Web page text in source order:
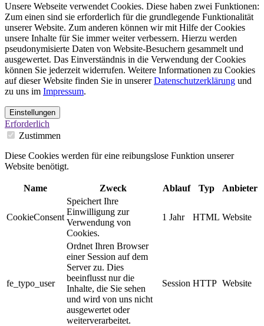
Unsere Webseite verwendet Cookies. Diese haben zwei Funktionen:
Zum einen sind sie erforderlich für die grundlegende Funktionalität
unserer Website. Zum anderen können wir mit Hilfe der Cookies
unsere Inhalte für Sie immer weiter verbessern. Hierzu werden
pseudonymisierte Daten von Website-Besuchern gesammelt und
ausgewertet. Das Einverständnis in die Verwendung der Cookies
können Sie jederzeit widerrufen. Weitere Informationen zu Cookies
auf dieser Website finden Sie in unsererDatenschutzerklärung und
zu uns im Impressum.
Einstellungen
Erforderlich
Zustimmen
Diese Cookies werden für eine reibungslose Funktion unserer
Website benötigt.
Name Zweck Ablauf Typ Anbieter
CookieConsent
Speichert Ihre
Einwilligung zur
Verwendung von
Cookies.
1 Jahr HTML Website
fe_typo_user
Ordnet Ihren Browser
einer Session auf dem
Server zu. Dies
beeinflusst nur die
Inhalte, die Sie sehen
und wird von uns nicht
ausgewertet oder
weiterverarbeitet.
Session HTTP Website